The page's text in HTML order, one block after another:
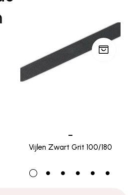
–
Vijlen Zwart Grit 100/180